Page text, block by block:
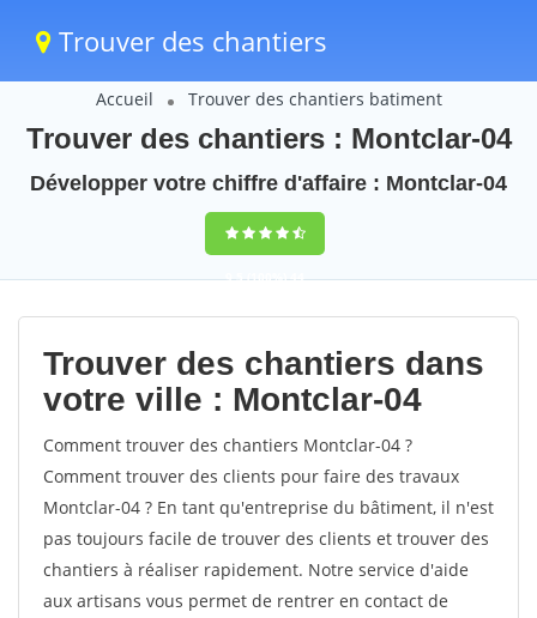
Trouver des chantiers
Accueil Trouver des chantiers batiment
Trouver des chantiers : Montclar-04
Développer votre chiffre d'affaire : Montclar-04
9,5(100%)44
votes
Trouver des chantiers dans
votre ville : Montclar-04
Comment trouver des chantiers Montclar-04 ?
Comment trouver des clients pour faire des travaux
Montclar-04 ? En tant qu'entreprise du bâtiment, il n'est
pas toujours facile de trouver des clients et trouver des
chantiers à réaliser rapidement. Notre service d'aide
aux artisans vous permet de rentrer en contact de